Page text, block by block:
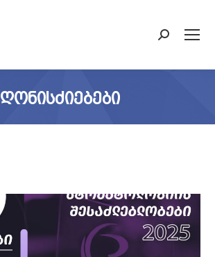
Search:
ᲦᲝᲜᲘᲡᲫᲘᲔᲑᲔᲑᲘ